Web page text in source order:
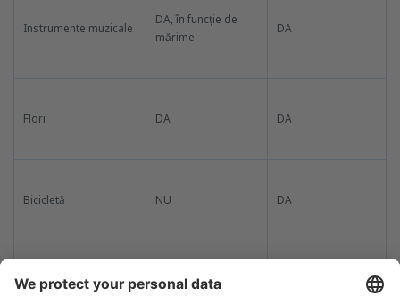
Instrumente muzicale
DA, în funcție de
mărime
DA
Flori DA DA
Bicicletă NU DA
Echipament de
NU